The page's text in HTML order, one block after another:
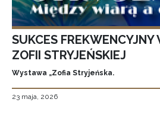
SUKCES
ZOFII STRYJEŃSKIEJ
Wystawa „Zofia Stryjeńska.
23 maja, 2026